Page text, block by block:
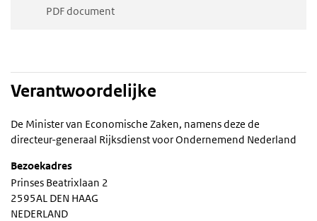
PDF document
Verantwoordelijke
De Minister van Economische Zaken, namens deze de
directeur-generaal Rijksdienst voor Ondernemend Nederland
Bezoekadres
Prinses Beatrixlaan 2
2595AL DEN HAAG
NEDERLAND